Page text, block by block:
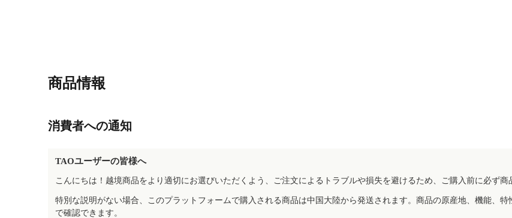
商品情報
消費者への通知
TAOユーザーの皆様へ
こんにちは！越境商品をより適切にお選びいただくよう、ご注文によるトラブルや損失を避けるため、ご購入前に必ず商
特別な説明がない場合、このプラットフォームで購入される商品は中国大陸から発送されます。商品の原産地、機能、
で確認できます。